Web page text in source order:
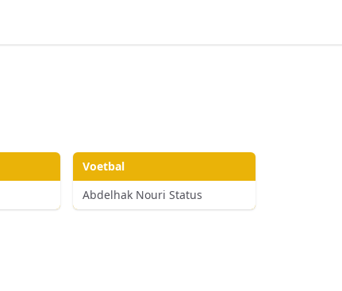
Voetbal
Abdelhak Nouri Status